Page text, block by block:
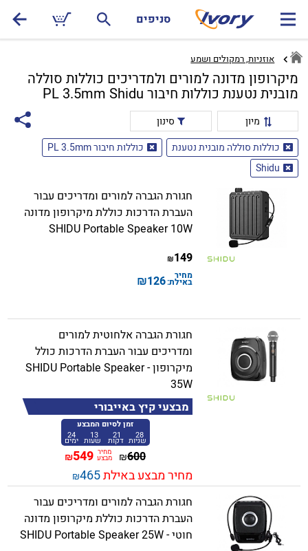
סניפים
אוזניות, רמקולים ושמע
מיקרופון מדונה למורים ולמדריכים כוללות סוללה
מובנית נטענת כוללות חיבור PL 3.5mm Shidu
מיון
סינון
כוללות סוללה מובנית נטענת
כוללות חיבור PL 3.5mm
Shidu
חגורת הגברה למורים ומדריכים עבור
העברת הדרכות כוללת מיקרופון מדונה
SHIDU Portable Speaker 10W
149
₪
מחיר
באילת:126
₪
חגורת הגברה אלחוטית למורים
ומדריכים עבור העברת הדרכות כולל
מיקרופון - SHIDU Portable Speaker
35W
מבצעי קיץ באייבורי
זמן לסיום המבצע
28
שניות 21
דקות 13
שעות 24
ימים
600
₪ מחיר
מבצע 549
₪
מחיר מבצע באילת465
₪
חגורת הגברה למורים ומדריכים עבור
העברת הדרכות כוללת מיקרופון מדונה
חוטי - SHIDU Portable Speaker 25W